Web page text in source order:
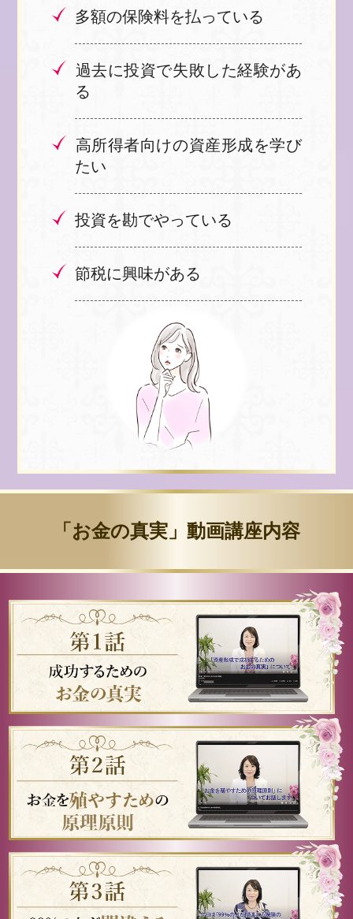
多額の保険料を払っている
過去に投資で失敗した経験があ
る
高所得者向けの資産形成を学び
たい
投資を勘でやっている
節税に興味がある
「お金の真実」動画講座内容